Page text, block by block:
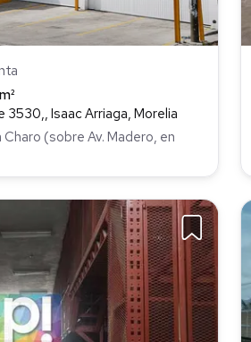
3530,, Isaac Arriaga, Morelia
(sobre Av. Madero, en